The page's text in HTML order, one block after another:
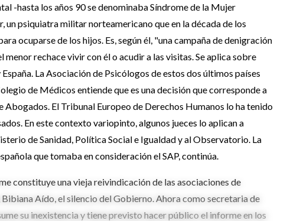
-hasta los años 90 se denominaba Síndrome de la Mujer
psiquiatra militar norteamericano que en la década de los
ocuparse de los hijos. Es, según él, "una campaña de denigración
rechace vivir con él o acudir a las visitas. Se aplica sobre
La Asociación de Psicólogos de estos dos últimos países
de Médicos entiende que es una decisión que corresponde a
El Tribunal Europeo de Derechos Humanos lo ha tenido
En este contexto variopinto, algunos jueces lo aplican a
de Sanidad, Política Social e Igualdad y al Observatorio. La
que tomaba en consideración el SAP, continúa.
constituye una vieja reivindicación de las asociaciones de
Aído, el silencio del Gobierno. Ahora como secretaria de
su inexistencia y tiene previsto hacer público el informe en los